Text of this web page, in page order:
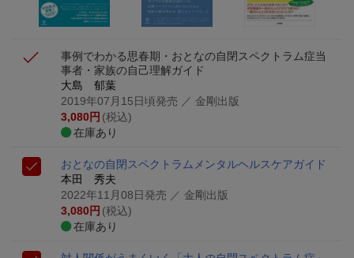
事例でわかる思春期・おとなの自閉スペクトラム症当
事者・家族の自己理解ガイド
大島 郁葉
2019年07月15日頃発売 ／ 金剛出版
3,080円 (税込)
在庫あり
おとなの自閉スペクトラム メンタルヘルスケアガイド
本田 秀夫
2022年11月08日発売 ／ 金剛出版
3,080円 (税込)
在庫あり